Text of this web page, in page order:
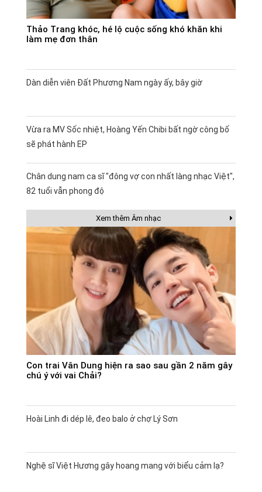
Thảo Trang khóc, hé lộ cuộc sống khó khăn khi
làm mẹ đơn thân
Dàn diễn viên Đất Phương Nam ngày ấy, bây giờ
Vừa ra MV Sốc nhiệt, Hoàng Yến Chibi bất ngờ công bố
sẽ phát hành EP
Chân dung nam ca sĩ "đông vợ con nhất làng nhạc Việt",
82 tuổi vẫn phong độ
Xem thêm Âm nhạc
Con trai Vân Dung hiện ra sao sau gần 2 năm gây
chú ý với vai Chải?
Hoài Linh đi dép lê, đeo balo ở chợ Lý Sơn
Nghệ sĩ Việt Hương gây hoang mang với biểu cảm lạ?